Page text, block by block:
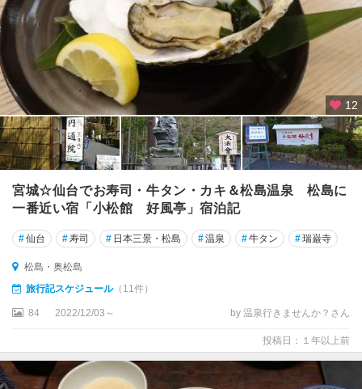
12
宮城☆仙台でお寿司・牛タン・カキ＆松島温泉 松島に
一番近い宿「小松館 好風亭」宿泊記
#仙台 #寿司 # 日本三景・松島 #温泉 #牛タン #瑞巌寺
松島・奥松島
旅行記スケジュール（11件）
84 2022/12/03～ by 温泉行きませんか？さん
投稿日：１年以上前